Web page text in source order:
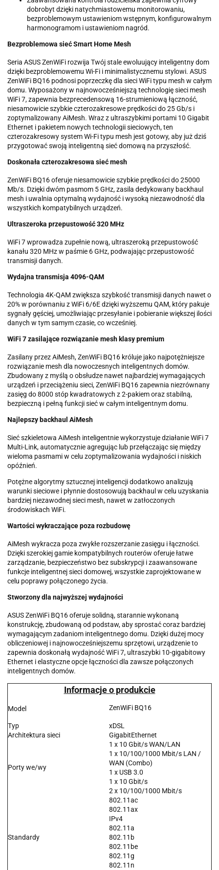
dobrobyt dzięki natychmiastowemu monitorowaniu,
bezproblemowym ustawieniom wstępnym, konfigurowalnym
harmonogramom i ustawieniom nagród.
Bezproblemowa sieć Smart Home Mesh
Seria ASUS ZenWiFi rozwija Twój stale ewoluujący inteligentny dom
dzięki bezproblemowemu Wi-Fi i minimalistycznemu stylowi. ASUS
ZenWiFi BQ16 podnosi poprzeczkę dla sieci WiFi typu mesh w całym
domu. Wyposażony w najnowocześniejszą technologię sieci mesh
WiFi 7, zapewnia bezprecedensową 16-strumieniową łączność,
niesamowicie szybkie czterozakresowe prędkości do 25 Gb/s i
zoptymalizowany AiMesh. Wraz z ultraszybkimi portami 10 Gigabit
Ethernet i pakietem nowych technologii sieciowych, ten
czterozakresowy system Wi-Fi typu mesh jest gotowy, aby już dziś
przygotować swoją inteligentną sieć domową na przyszłość.
Doskonała czterozakresowa sieć mesh
ZenWiFi BQ16 oferuje niesamowicie szybkie prędkości do 25000
Mb/s. Dzięki dwóm pasmom 5 GHz, zasila dedykowany backhaul
mesh i uwalnia optymalną wydajność i wysoką niezawodność dla
wszystkich kompatybilnych urządzeń.
Ultraszeroka przepustowość 320 MHz
WiFi 7 wprowadza zupełnie nową, ultraszeroką przepustowość
kanału 320 MHz w paśmie 6 GHz, podwajając przepustowość
transmisji danych.
Wydajna transmisja 4096-QAM
Technologia 4K-QAM zwiększa szybkość transmisji danych nawet o
20% w porównaniu z WiFi 6/6E dzięki wyższemu QAM, który pakuje
sygnały gęściej, umożliwiając przesyłanie i pobieranie większej ilości
danych w tym samym czasie, co wcześniej.
WiFi 7 zasilające rozwiązanie mesh klasy premium
Zasilany przez AiMesh, ZenWiFi BQ16 króluje jako najpotężniejsze
rozwiązanie mesh dla nowoczesnych inteligentnych domów.
Zbudowany z myślą o obsłudze nawet najbardziej wymagających
urządzeń i przeciążeniu sieci, ZenWiFi BQ16 zapewnia niezrównany
zasięg do 8000 stóp kwadratowych z 2-pakiem oraz stabilną,
bezpieczną i pełną funkcji sieć w całym inteligentnym domu.
Najlepszy backhaul AiMesh
Sieć szkieletowa AiMesh inteligentnie wykorzystuje działanie WiFi 7
Multi-Link, automatycznie agregując lub przełączając się między
wieloma pasmami w celu zoptymalizowania wydajności i niskich
opóźnień.
Potężne algorytmy sztucznej inteligencji dodatkowo analizują
warunki sieciowe i płynnie dostosowują backhaul w celu uzyskania
bardziej niezawodnej sieci mesh, nawet w zatłoczonych
środowiskach WiFi.
Wartości wykraczające poza rozbudowę
AiMesh wykracza poza zwykłe rozszerzanie zasięgu i łączności.
Dzięki szerokiej gamie kompatybilnych routerów oferuje łatwe
zarządzanie, bezpieczeństwo bez subskrypcji i zaawansowane
funkcje inteligentnej sieci domowej, wszystkie zaprojektowane w
celu poprawy połączonego życia.
Stworzony dla najwyższej wydajności
ASUS ZenWiFi BQ16 oferuje solidną, starannie wykonaną
konstrukcję, zbudowaną od podstaw, aby sprostać coraz bardziej
wymagającym zadaniom inteligentnego domu. Dzięki dużej mocy
obliczeniowej i najnowocześniejszemu sprzętowi, urządzenie to
zapewnia doskonałą wydajność WiFi 7, ultraszybki 10-gigabitowy
Ethernet i elastyczne opcje łączności dla zawsze połączonych
inteligentnych domów.
Informacje o produkcie
Model ZenWiFi BQ16
Typ
xDSL
Architektura sieci
GigabitEthernet
Porty we/wy
1 x 10 Gbit/s WAN/LAN
1 x 10/100/1000 Mbit/s LAN /
WAN (Combo)
1 x USB 3.0
1 x 10 Gbit/s
2 x 10/100/1000 Mbit/s
Standardy
802.11ac
802.11ax
IPv4
802.11a
802.11b
802.11be
802.11g
802.11n